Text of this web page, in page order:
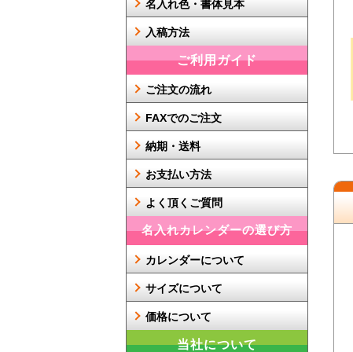
名入れ色・書体見本
入稿方法
ご利用ガイド
ご注文の流れ
FAXでのご注文
納期・送料
お支払い方法
よく頂くご質問
名入れカレンダーの選び方
カレンダーについて
サイズについて
価格について
当社について